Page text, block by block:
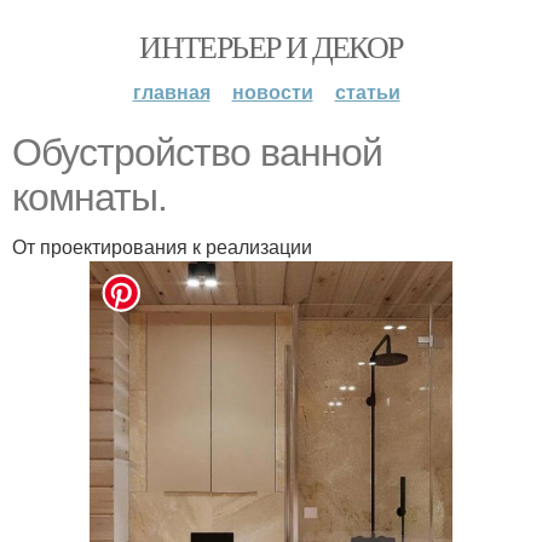
ИНТЕРЬЕР И ДЕКОР
главная новости статьи
Обустройство ванной
комнаты.
От проектирования к реализации